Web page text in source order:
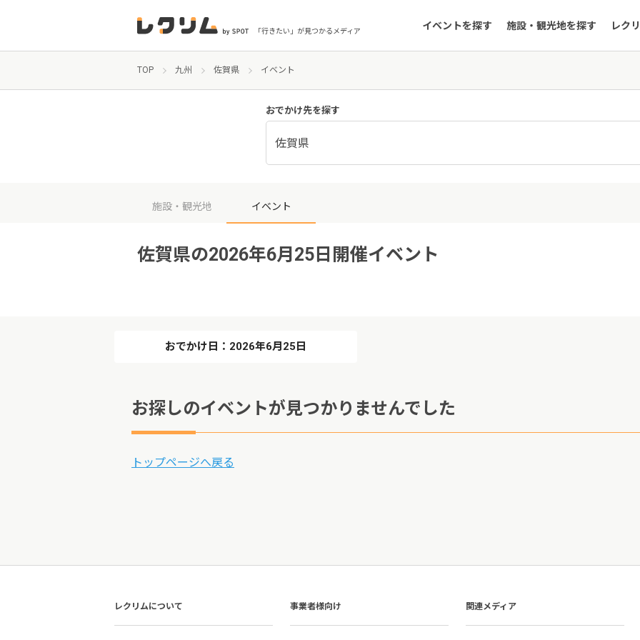
「行きたい」が見つかるメディア イベントを探す 施設・観光地を探す レク
TOP 九州 佐賀県 イベント
おでかけ先を探す
佐賀県
施設・観光地 イベント
佐賀県の2026年6月25日開催イベント
おでかけ日：2026年6月25日
お探しのイベントが見つかりませんでした
トップページへ戻る
レクリムについて 事業者様向け 関連メディア